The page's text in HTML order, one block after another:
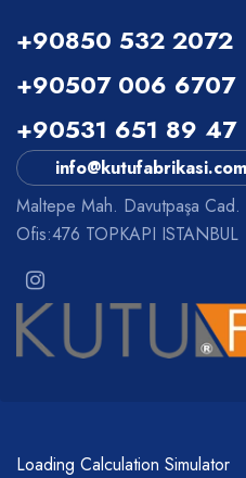
+90850 532 2072
+90507 006 6707
+90531 651 89 47
Maltepe Mah. Davutpaşa
Ofis:476 TOPKAPI ISTANBUL
Loading Calculation Simulator